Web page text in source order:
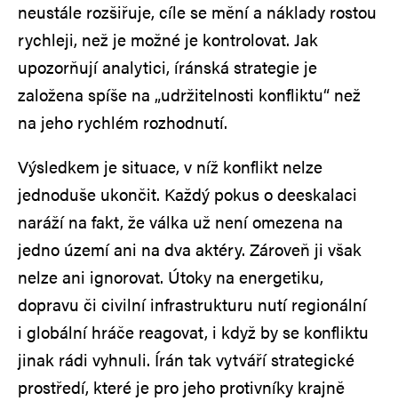
neustále rozšiřuje, cíle se mění a náklady rostou
rychleji, než je možné je kontrolovat. Jak
upozorňují analytici, íránská strategie je
založena spíše na „udržitelnosti konfliktu“ než
na jeho rychlém rozhodnutí.
Výsledkem je situace, v níž konflikt nelze
jednoduše ukončit. Každý pokus o deeskalaci
naráží na fakt, že válka už není omezena na
jedno území ani na dva aktéry. Zároveň ji však
nelze ani ignorovat. Útoky na energetiku,
dopravu či civilní infrastrukturu nutí regionální
i globální hráče reagovat, i když by se konfliktu
jinak rádi vyhnuli. Írán tak vytváří strategické
prostředí, které je pro jeho protivníky krajně